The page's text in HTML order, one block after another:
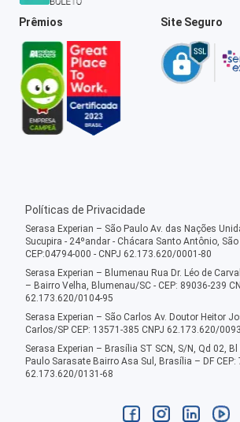
Prêmios Site Seguro
Políticas de Privacidade
Serasa Experian – São Paulo Av. das Nações
Sucupira - 24ºandar - Chácara Santo Antônio,
CEP:04794-000 - CNPJ 62.173.620/0001-80
Serasa Experian – Blumenau Rua Dr. Léo de
– Bairro Velha, Blumenau/SC - CEP: 89036-239
62.173.620/0104-95
Serasa Experian – São Carlos Av. Doutor Heitor
Carlos/SP CEP: 13571-385 CNPJ 62.173.620/
Serasa Experian – Brasília ST SCN, S/N, Qd 02, Bl
Paulo Sarasate Bairro Asa Sul, Brasília – DF CEP:
62.173.620/0131-68